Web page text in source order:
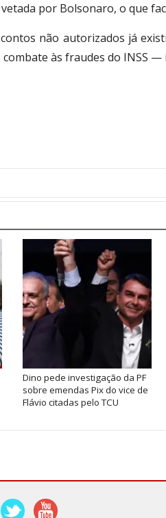
por Bolsonaro, o que
não autorizados já
às fraudes do INSS
Dino pede investigação da PF
sobre emendas Pix do vice de
Flávio citadas pelo TCU